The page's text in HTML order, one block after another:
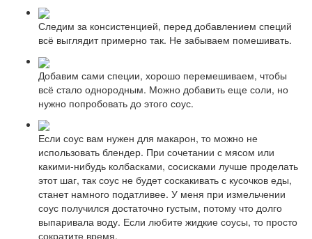
Следим за консистенцией, перед добавлением специй
всё выглядит примерно так. Не забываем помешивать.
Добавим сами специи, хорошо перемешиваем, чтобы
всё стало однородным. Можно добавить еще соли, но
нужно попробовать до этого соус.
Если соус вам нужен для макарон, то можно не
использовать блендер. При сочетании с мясом или
какими-нибудь колбасками, сосисками лучше проделать
этот шаг, так соус не будет соскакивать с кусочков еды,
станет намного податливее. У меня при измельчении
соус получился достаточно густым, потому что долго
выпаривала воду. Если любите жидкие соусы, то просто
сократите время.